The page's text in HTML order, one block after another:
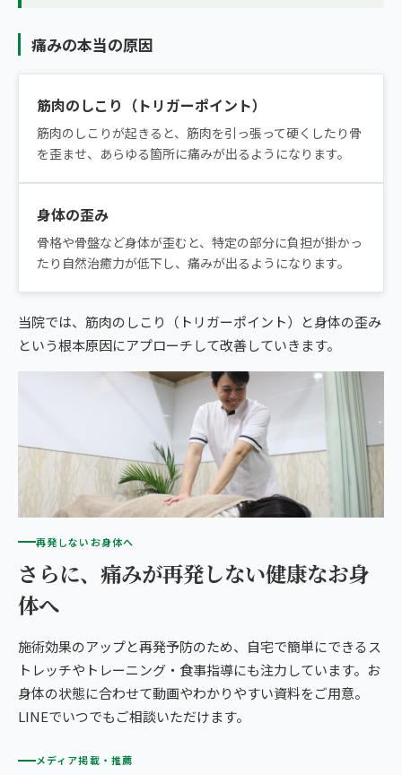
痛みの本当の原因
筋肉のしこり（トリガーポイント）
筋肉のしこりが起きると、筋肉を引っ張って硬くしたり骨
を歪ませ、あらゆる箇所に痛みが出るようになります。
身体の歪み
骨格や骨盤など身体が歪むと、特定の部分に負担が掛かっ
たり自然治癒力が低下し、痛みが出るようになります。
当院では、筋肉のしこり（トリガーポイント）と身体の歪み
という根本原因にアプローチして改善していきます。
再発しないお身体へ
さらに、痛みが再発しない健康なお身
体へ
施術効果のアップと再発予防のため、自宅で簡単にできるス
トレッチやトレーニング・食事指導にも注力しています。お
身体の状態に合わせて動画やわかりやすい資料をご用意。
LINEでいつでもご相談いただけます。
メディア掲載・推薦